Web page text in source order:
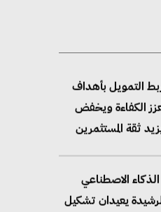
التمويل بأهداف
الكفاءة ويخفض
ثقة المستثمرين
الاصطناعي
يعيدان تشكيل